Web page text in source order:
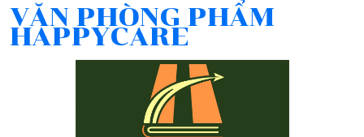
VĂN PHÒNG PHẨM
HAPPYCARE